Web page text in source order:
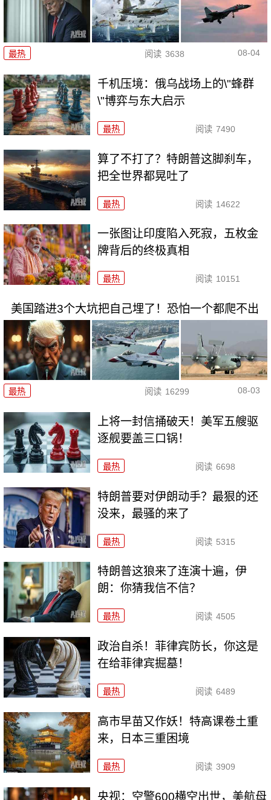
最热 阅读 3638 08-04
千机压境：俄乌战场上的\"蜂群
\"博弈与东大启示
最热 阅读 7490
算了不打了？特朗普这脚刹车，
把全世界都晃吐了
最热 阅读 14622
一张图让印度陷入死寂，五枚金
牌背后的终极真相
最热 阅读 10151
美国踏进3个大坑把自己埋了！恐怕一个都爬不出
最热 阅读 16299 08-03
上将一封信捅破天！美军五艘驱
逐舰要盖三口锅！
最热 阅读 6698
特朗普要对伊朗动手？最狠的还
没来，最骚的来了
最热 阅读 5315
特朗普这狼来了连演十遍，伊
朗：你猜我信不信？
最热 阅读 4505
政治自杀！菲律宾防长，你这是
在给菲律宾掘墓！
最热 阅读 6489
高市早苗又作妖！特高课卷土重
来，日本三重困境
最热 阅读 3909
央视：空警600横空出世，美航母